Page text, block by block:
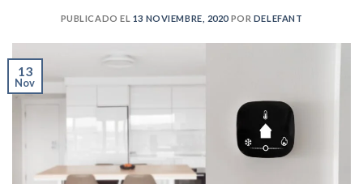
PUBLICADO EL 13 NOVIEMBRE, 2020 POR DELEFANT
13
Nov